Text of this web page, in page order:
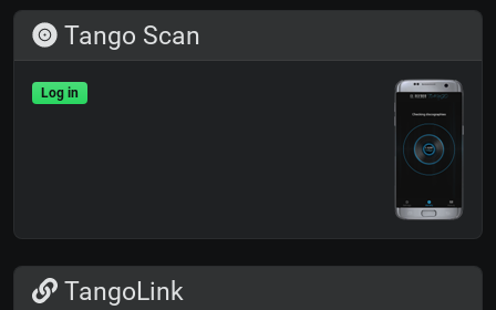
Tango Scan
Log in
TangoLink